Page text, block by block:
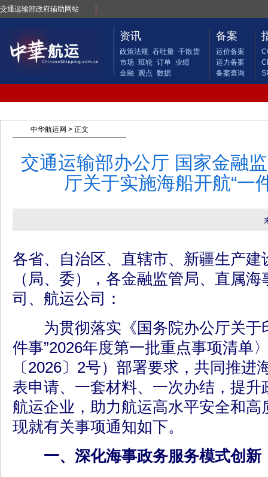
交通运输部政府辅助网站
资讯
政策法规 吞吐量 干散货
市场 班轮 订单 业绩
金融 观点 数据
备案
运价备案
运力备案
备案查询
中华航运网 > 正文
交通运输部办公厅 国家金融
厅关于实施海船开航“一
各省、自治区、直辖市、新疆生产建
（局、委），各金融监管局、直属
司、航运公司：
为贯彻落实《国务院办公厅关于
件事”2026年度第一批重点事项清单
〔2026〕2号）部署要求，共同推进
表申请、一套材料、一次办结，提
航运企业，助力航运高水平安全和
现就有关事项通知如下。
一、深化海事政务服务模式创新